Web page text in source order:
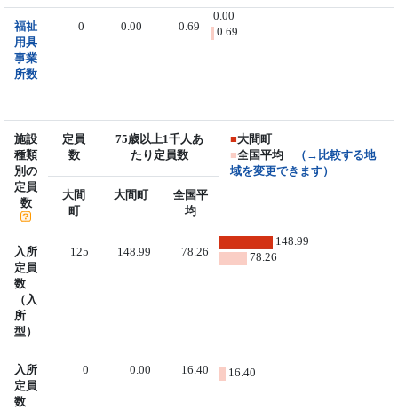
福祉
用具
事業
所数
0 0.00 0.69
0.00
0.69
施設
種類
別の
定員
数
定員
数
75歳以上1千人あ
たり定員数
■大間町
■全国平均
（→比較する地
域を変更できます）
大間
町
大間町
全国平
均
入所
定員
数
（入
所
型）
125 148.99 78.26
148.99
78.26
入所
定員
数
0 0.00 16.40 16.40